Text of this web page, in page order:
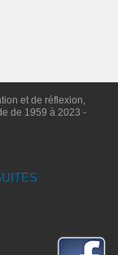
et de réflexion,
de 1959 à 2023 -